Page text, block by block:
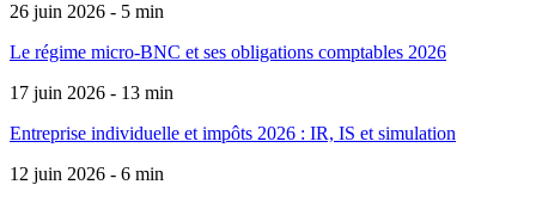
26 juin 2026 - 5 min
Le régime micro-BNC et ses obligations comptables 2026
17 juin 2026 - 13 min
Entreprise individuelle et impôts 2026 : IR, IS et simulation
12 juin 2026 - 6 min